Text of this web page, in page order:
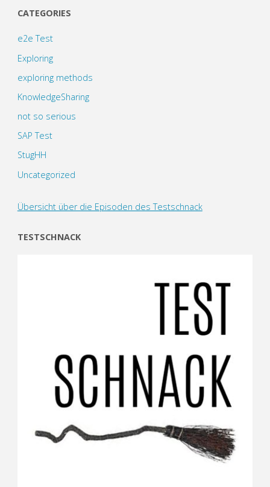
CATEGORIES
e2e Test
Exploring
exploring methods
KnowledgeSharing
not so serious
SAP Test
StugHH
Uncategorized
Übersicht über die Episoden des Testschnack
TESTSCHNACK